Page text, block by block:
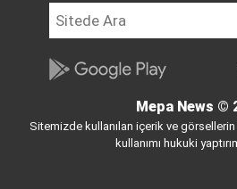
Mepa News ©
Sitemizde kullanılan içerik ve görsellerin
kullanımı hukuki